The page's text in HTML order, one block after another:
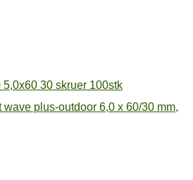
plus-outdoor 6,0 x 60/30 mm,